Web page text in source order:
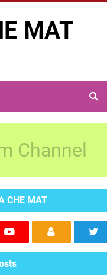
MAT
Channel
CHE MAT